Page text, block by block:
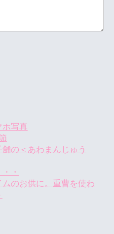
ホ写真
の＜あわまんじゅう
・
のお供に。重曹を使わ